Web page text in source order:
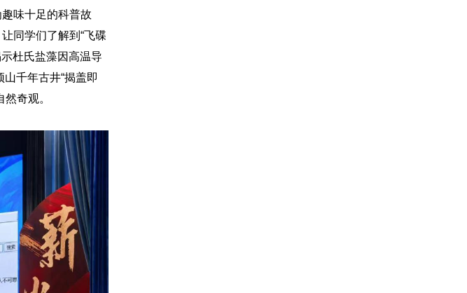
味十足的科普故
同学们了解到“飞碟
杜氏盐藻因高温导
千年古井“揭盖即
奇观。